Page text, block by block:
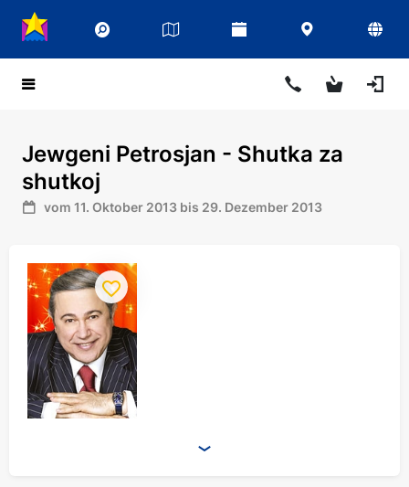
Jewgeni Petrosjan - Shutka za
shutkoj
vom 11. Oktober 2013 bis 29. Dezember 2013